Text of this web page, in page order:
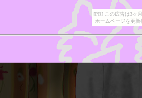
[PR] この広告は3ヶ
ホームページを更